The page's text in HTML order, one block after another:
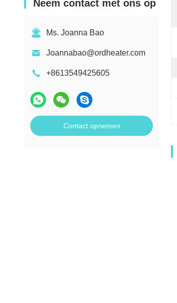
inductiewarmtebehandeling
Neem contact met ons op
Ms. Joanna Bao
Joannabao@ordheater.com
+8613549425605
Contact opnemen